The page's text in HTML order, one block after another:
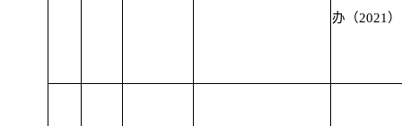
办（2021